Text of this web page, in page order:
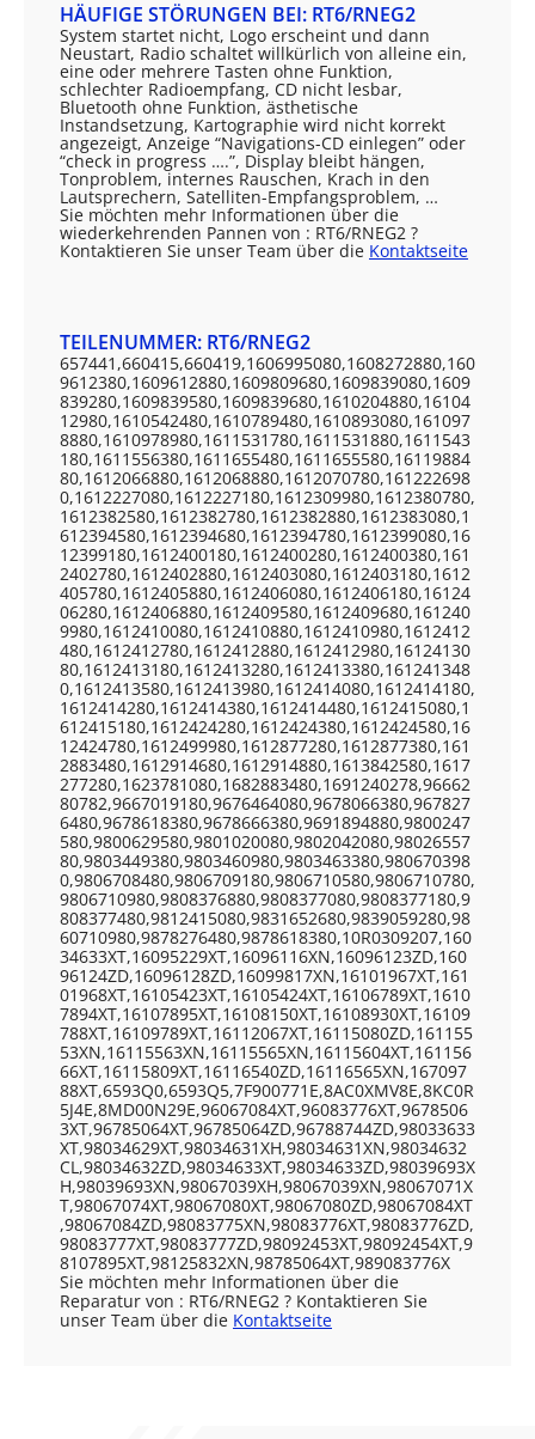
HÄUFIGE STÖRUNGEN BEI: RT6/RNEG2
System startet nicht, Logo erscheint und dann
Neustart, Radio schaltet willkürlich von alleine ein,
eine oder mehrere Tasten ohne Funktion,
schlechter Radioempfang, CD nicht lesbar,
Bluetooth ohne Funktion, ästhetische
Instandsetzung, Kartographie wird nicht korrekt
angezeigt, Anzeige “Navigations-CD einlegen” oder
“check in progress ….”, Display bleibt hängen,
Tonproblem, internes Rauschen, Krach in den
Lautsprechern, Satelliten-Empfangsproblem, …
Sie möchten mehr Informationen über die
wiederkehrenden Pannen von : RT6/RNEG2 ?
Kontaktieren Sie unser Team über die Kontaktseite
TEILENUMMER: RT6/RNEG2
657441,660415,660419,1606995080,1608272880,160
9612380,1609612880,1609809680,1609839080,1609
839280,1609839580,1609839680,1610204880,16104
12980,1610542480,1610789480,1610893080,161097
8880,1610978980,1611531780,1611531880,1611543
180,1611556380,1611655480,1611655580,16119884
80,1612066880,1612068880,1612070780,161222698
0,1612227080,1612227180,1612309980,1612380780,
1612382580,1612382780,1612382880,1612383080,1
612394580,1612394680,1612394780,1612399080,16
12399180,1612400180,1612400280,1612400380,161
2402780,1612402880,1612403080,1612403180,1612
405780,1612405880,1612406080,1612406180,16124
06280,1612406880,1612409580,1612409680,161240
9980,1612410080,1612410880,1612410980,1612412
480,1612412780,1612412880,1612412980,16124130
80,1612413180,1612413280,1612413380,161241348
0,1612413580,1612413980,1612414080,1612414180,
1612414280,1612414380,1612414480,1612415080,1
612415180,1612424280,1612424380,1612424580,16
12424780,1612499980,1612877280,1612877380,161
2883480,1612914680,1612914880,1613842580,1617
277280,1623781080,1682883480,1691240278,96662
80782,9667019180,9676464080,9678066380,967827
6480,9678618380,9678666380,9691894880,9800247
580,9800629580,9801020080,9802042080,98026557
80,9803449380,9803460980,9803463380,980670398
0,9806708480,9806709180,9806710580,9806710780,
9806710980,9808376880,9808377080,9808377180,9
808377480,9812415080,9831652680,9839059280,98
60710980,9878276480,9878618380,10R0309207,160
34633XT,16095229XT,16096116XN,16096123ZD,160
96124ZD,16096128ZD,16099817XN,16101967XT,161
01968XT,16105423XT,16105424XT,16106789XT,1610
7894XT,16107895XT,16108150XT,16108930XT,16109
788XT,16109789XT,16112067XT,16115080ZD,161155
53XN,16115563XN,16115565XN,16115604XT,161156
66XT,16115809XT,16116540ZD,16116565XN,167097
88XT,6593Q0,6593Q5,7F900771E,8AC0XMV8E,8KC0R
5J4E,8MD00N29E,96067084XT,96083776XT,9678506
3XT,96785064XT,96785064ZD,96788744ZD,98033633
XT,98034629XT,98034631XH,98034631XN,98034632
CL,98034632ZD,98034633XT,98034633ZD,98039693X
H,98039693XN,98067039XH,98067039XN,98067071X
T,98067074XT,98067080XT,98067080ZD,98067084XT
,98067084ZD,98083775XN,98083776XT,98083776ZD,
98083777XT,98083777ZD,98092453XT,98092454XT,9
8107895XT,98125832XN,98785064XT,989083776X
Sie möchten mehr Informationen über die
Reparatur von : RT6/RNEG2 ? Kontaktieren Sie
unser Team über die Kontaktseite